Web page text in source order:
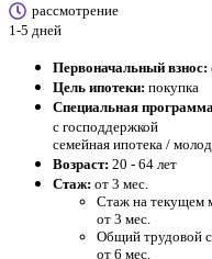
рассмотрение
1-5 дней
Первоначальный взнос:
Цель ипотеки: покупка
Специальная
с господдержкой
семейная ипотека /
Возраст: 20 - 64 лет
Стаж: от 3 мес.
Стаж на текущем
от 3 мес.
Общий трудовой
от 6 мес.